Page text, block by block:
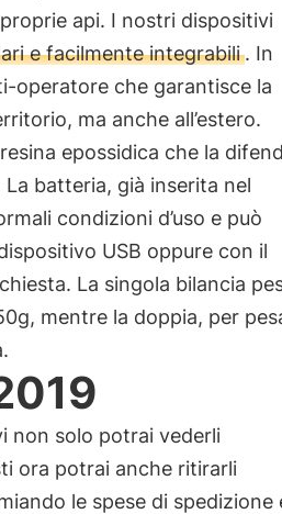
api. I nostri dispositivi
e facilmente integrabili. In
operatore che garantisce la
ma anche all’estero.
epossidica che la
La batteria, già inserita nel
condizioni d’uso e può
USB oppure con il
La singola bilancia
mentre la doppia, per
non solo potrai vederli
ora potrai anche ritirarli
le spese di spedizione